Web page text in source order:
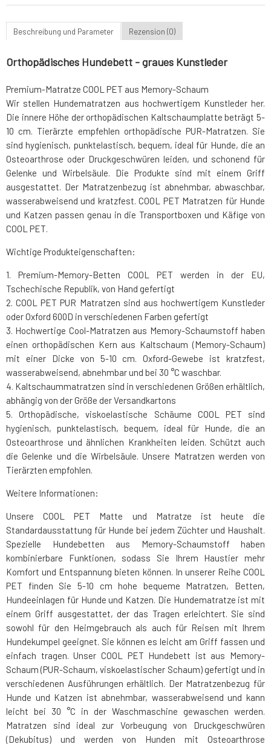
Beschreibung und Parameter Rezension (0)
Orthopädisches Hundebett - graues Kunstleder
Premium-Matratze COOL PET aus Memory-Schaum
Wir stellen Hundematratzen aus hochwertigem Kunstleder her.
Die innere Höhe der orthopädischen Kaltschaumplatte beträgt 5-
10 cm. Tierärzte empfehlen orthopädische PUR-Matratzen. Sie
sind hygienisch, punktelastisch, bequem, ideal für Hunde, die an
Osteoarthrose oder Druckgeschwüren leiden, und schonend für
Gelenke und Wirbelsäule. Die Produkte sind mit einem Griff
ausgestattet. Der Matratzenbezug ist abnehmbar, abwaschbar,
wasserabweisend und kratzfest. COOL PET Matratzen für Hunde
und Katzen passen genau in die Transportboxen und Käfige von
COOL PET.
Wichtige Produkteigenschaften:
1. Premium-Memory-Betten COOL PET werden in der EU,
Tschechische Republik, von Hand gefertigt
2. COOL PET PUR Matratzen sind aus hochwertigem Kunstleder
oder Oxford 600D in verschiedenen Farben gefertigt
3. Hochwertige Cool-Matratzen aus Memory-Schaumstoff haben
einen orthopädischen Kern aus Kaltschaum (Memory-Schaum)
mit einer Dicke von 5-10 cm. Oxford-Gewebe ist kratzfest,
wasserabweisend, abnehmbar und bei 30 °C waschbar.
4. Kaltschaummatratzen sind in verschiedenen Größen erhältlich,
abhängig von der Größe der Versandkartons
5. Orthopädische, viskoelastische Schäume COOL PET sind
hygienisch, punktelastisch, bequem, ideal für Hunde, die an
Osteoarthrose und ähnlichen Krankheiten leiden. Schützt auch
die Gelenke und die Wirbelsäule. Unsere Matratzen werden von
Tierärzten empfohlen.
Weitere Informationen:
Unsere COOL PET Matte und Matratze ist heute die
Standardausstattung für Hunde bei jedem Züchter und Haushalt.
Spezielle Hundebetten aus Memory-Schaumstoff haben
kombinierbare Funktionen, sodass Sie Ihrem Haustier mehr
Komfort und Entspannung bieten können. In unserer Reihe COOL
PET finden Sie 5-10 cm hohe bequeme Matratzen, Betten,
Hundeeinlagen für Hunde und Katzen. Die Hundematratze ist mit
einem Griff ausgestattet, der das Tragen erleichtert. Sie sind
sowohl für den Heimgebrauch als auch für Reisen mit Ihrem
Hundekumpel geeignet. Sie können es leicht am Griff fassen und
einfach tragen. Unser COOL PET Hundebett ist aus Memory-
Schaum (PUR-Schaum, viskoelastischer Schaum) gefertigt und in
verschiedenen Ausführungen erhältlich. Der Matratzenbezug für
Hunde und Katzen ist abnehmbar, wasserabweisend und kann
leicht bei 30 °C in der Waschmaschine gewaschen werden.
Matratzen sind ideal zur Vorbeugung von Druckgeschwüren
(Dekubitus) und werden von Hunden mit Osteoarthrose